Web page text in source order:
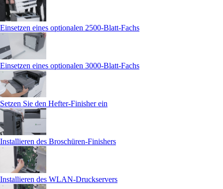
Einsetzen eines optionalen 2500‑Blatt-Fachs
Einsetzen eines optionalen 3000‑Blatt-Fachs
Setzen Sie den Hefter-Finisher ein
Installieren des Broschüren-Finishers
Installieren des WLAN-Druckservers